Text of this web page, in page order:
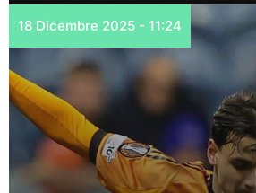
18 Dicembre 2025 - 11:24